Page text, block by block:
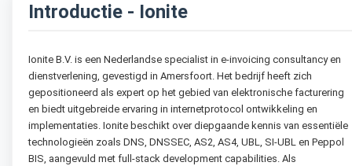
Introductie - Ionite
Ionite B.V. is een Nederlandse specialist in e-invoicing consultancy en
dienstverlening, gevestigd in Amersfoort. Het bedrijf heeft zich
gepositioneerd als expert op het gebied van elektronische facturering
en biedt uitgebreide ervaring in internetprotocol ontwikkeling en
implementaties. Ionite beschikt over diepgaande kennis van essentiële
technologieën zoals DNS, DNSSEC, AS2, AS4, UBL, SI-UBL en Peppol
BIS, aangevuld met full-stack development capabilities. Als